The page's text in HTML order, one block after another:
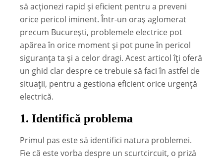
să acționezi rapid și eficient pentru a preveni
orice pericol iminent. Într-un oraș aglomerat
precum București, problemele electrice pot
apărea în orice moment și pot pune în pericol
siguranța ta și a celor dragi. Acest articol îți oferă
un ghid clar despre ce trebuie să faci în astfel de
situații, pentru a gestiona eficient orice urgență
electrică.
1. Identifică problema
Primul pas este să identifici natura problemei.
Fie că este vorba despre un scurtcircuit, o priză